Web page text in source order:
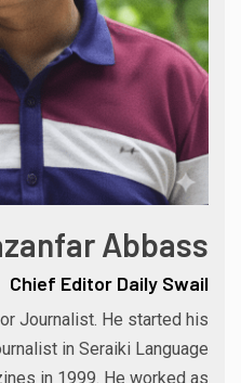
Abbass
Chief Editor Daily Swail
Journalist. He started his
in Seraiki Language
in 1999. He worked as